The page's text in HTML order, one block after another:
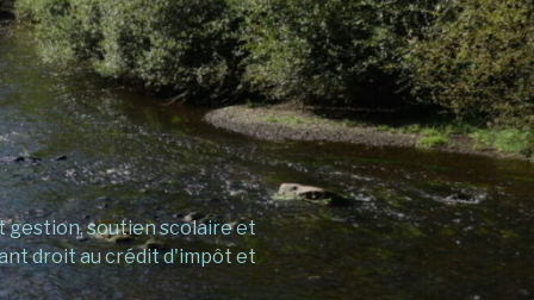
gestion, soutien scolaire et
droit au crédit d'impôt et